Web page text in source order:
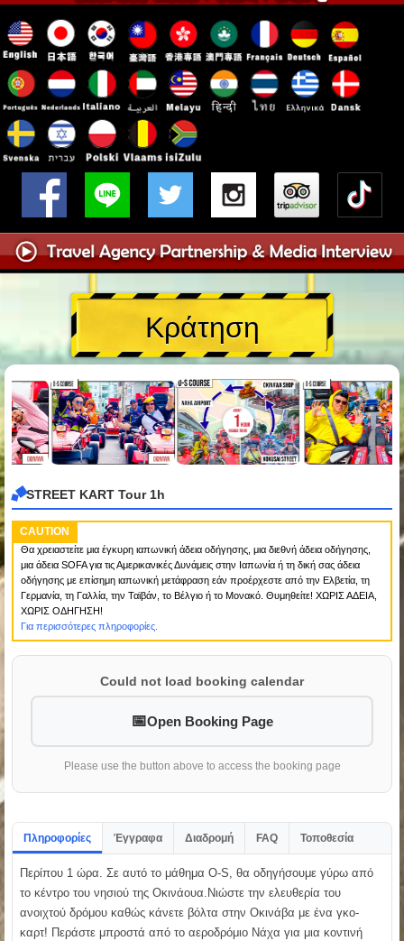
Κράτηση
STREET KART Tour 1h
CAUTION
Θα χρειαστείτε μια έγκυρη ιαπωνική άδεια οδήγησης, μια διεθνή άδεια οδήγησης,
μια άδεια SOFA για τις Αμερικανικές Δυνάμεις στην Ιαπωνία ή τη δική σας άδεια
οδήγησης με επίσημη ιαπωνική μετάφραση εάν προέρχεστε από την Ελβετία, τη
Γερμανία, τη Γαλλία, την Ταϊβάν, το Βέλγιο ή το Μονακό. Θυμηθείτε! ΧΩΡΙΣ ΑΔΕΙΑ,
ΧΩΡΙΣ ΟΔΗΓΗΣΗ!
Για περισσότερες πληροφορίες.
Could not load booking calendar
Open Booking Page
Please use the button above to access the booking page
Πληροφορίες Έγγραφα Διαδρομή FAQ Τοποθεσία
Περίπου 1 ώρα. Σε αυτό το μάθημα O-S, θα οδηγήσουμε γύρω από
το κέντρο του νησιού της Οκινάουα.Νιώστε την ελευθερία του
ανοιχτού δρόμου καθώς κάνετε βόλτα στην Οκινάβα με ένα γκο-
καρτ! Περάστε μπροστά από το αεροδρόμιο Νάχα για μια κοντινή